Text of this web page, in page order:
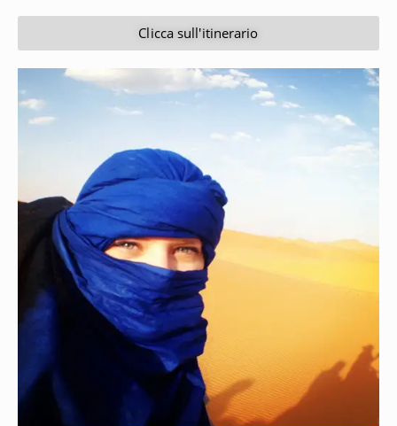
Clicca sull'itinerario